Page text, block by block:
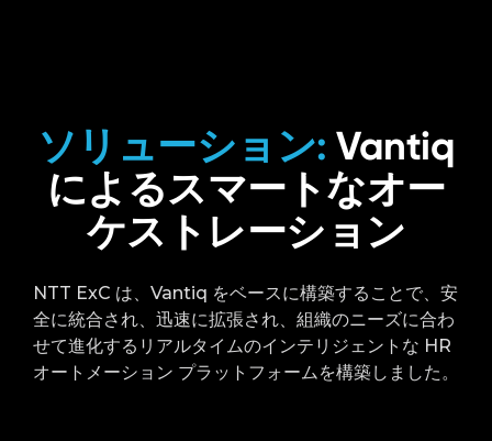
ソリューション: Vantiq
によるスマートなオー
ケストレーション
NTT ExC は、Vantiq をベースに構築することで、安
全に統合され、迅速に拡張され、組織のニーズに合わ
せて進化するリアルタイムのインテリジェントな HR
オートメーション プラットフォームを構築しました。